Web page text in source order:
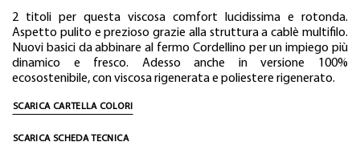
2 titoli per questa viscosa comfort lucidissima e rotonda.
Aspetto pulito e prezioso grazie alla struttura a cablè multifilo.
Nuovi basici da abbinare al fermo Cordellino per un impiego più
dinamico e fresco. Adesso anche in versione 100%
ecosostenibile, con viscosa rigenerata e poliestere rigenerato.
SCARICA CARTELLA COLORI
SCARICA SCHEDA TECNICA